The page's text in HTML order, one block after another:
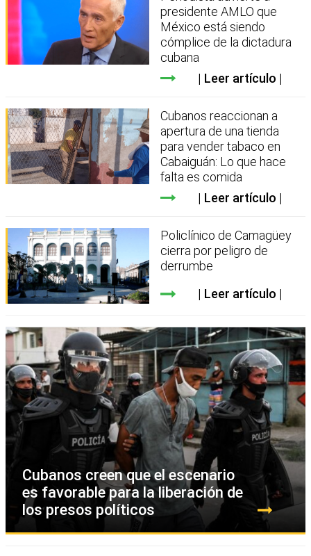
presidente AMLO que
México está siendo
cómplice de la dictadura
cubana
Leer artículo
Cubanos reaccionan a
apertura de una tienda
para vender tabaco en
Cabaiguán: Lo que hace
falta es comida
Leer artículo
Policlínico de Camagüey
cierra por peligro de
derrumbe
Leer artículo
Cubanos creen que el escenario
es favorable para la liberación de
los presos políticos